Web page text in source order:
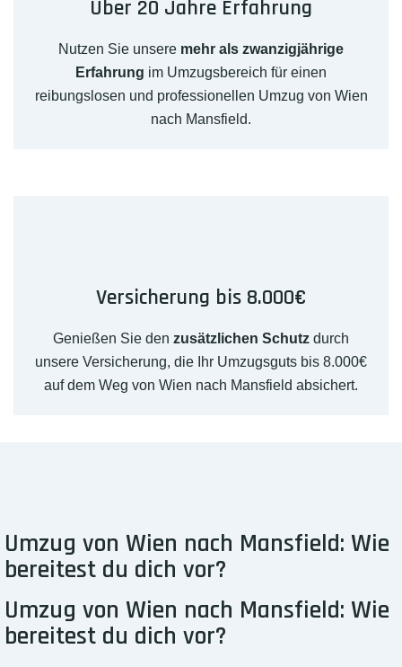
Über 20 Jahre Erfahrung
Nutzen Sie unsere mehr als zwanzigjährige
Erfahrung im Umzugsbereich für einen
reibungslosen und professionellen Umzug von Wien
nach Mansfield.
Versicherung bis 8.000€
Genießen Sie den zusätzlichen Schutz durch
unsere Versicherung, die Ihr Umzugsguts bis 8.000€
auf dem Weg von Wien nach Mansfield absichert.
Umzug von Wien nach Mansfield: Wie
bereitest du dich vor?
Umzug von Wien nach Mansfield: Wie
bereitest du dich vor?